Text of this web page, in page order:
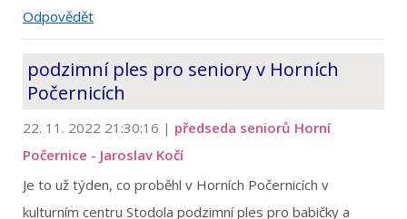
Odpovědět
podzimní ples pro seniory v Horních
Počernicích
22. 11. 2022 21:30:16 | předseda seniorů Horní
Počernice - Jaroslav Kočí
Je to už týden, co proběhl v Horních Počernicích v
kulturním centru Stodola podzimní ples pro babičky a